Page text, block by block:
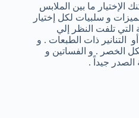
الإختيار ما بين الملابس
و سلبيات لكل إختيار
التي تلفت النظر إلي
التنانير ذات الطبعات . و
الخصر . و الفساتين و
الصدر جيداً .